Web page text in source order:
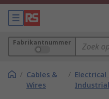
Fabrikantnummer
/ Cables &
Wires
/ Electrical